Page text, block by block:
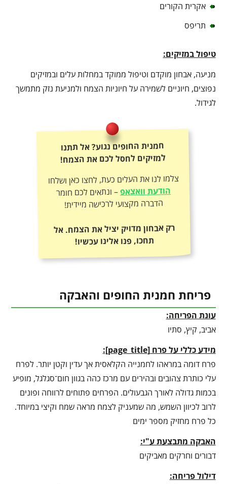
אקרית הקורים
תריפס
טיפול במזיקים:
מניעה, אבחון מוקדם וטיפול ממוקד במחלות עלים ובמזיקים
נפוצים, חיוניים לשמירה על חיוניות הצמח ולמניעת נזק מתמשך
לגידול.
חמנית החופים נגוע? אל תתנו
למזיקים לחסל לכם את הצמח!
צלמו לנו את העלים כעת, לחצו כאן ושלחו
הודעת וואצאפ– ונתאים לכם חומר
הדברה מקצועי לרכישה מיידית!
רק אבחון מדויק יציל את הצמח. אל
תחכו, פנו אלינו עכשיו!
פריחת חמנית החופים והאבקה
עונת הפריחה:
אביב, קיץ, סתיו
מידע כללי על פרח[
page_title
]
:
פרח דומה במראהו לחמנייה הקלאסית אך עדין וקטן יותר. לפרח
עלי כותרת צהובים ובהירים עם מרכז כהה בגוון חום־סגלגל, מופיע
בכמות גדולה לאורך הגבעולים. הפרחים פתוחים לרווחה ופונים
לרוב לכיוון השמש, מה שמעניק לצמח מראה שמח וקיצי במיוחד.
כל פרח מחזיק מספר ימים
האבקה מתבצעת ע"י:
דבורים וחרקים מאביקים
דילול פריחה: